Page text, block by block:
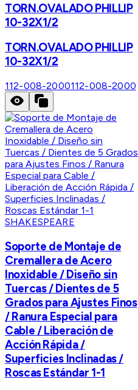
TORN.OVALADO PHILLIP
10-32X1/2
TORN.OVALADO PHILLIP
10-32X1/2
112-008-2000112-008-2000
SHAKESPEARE
Soporte de Montaje de
Cremallera de Acero
Inoxidable / Diseño sin
Tuercas / Dientes de 5
Grados para Ajustes Finos
/ Ranura Especial para
Cable / Liberación de
Acción Rápida /
Superficies Inclinadas /
Roscas Estándar 1-1